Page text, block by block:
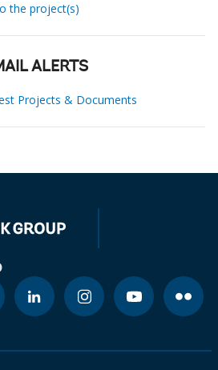
the project(s)
ALERTS
Projects & Documents